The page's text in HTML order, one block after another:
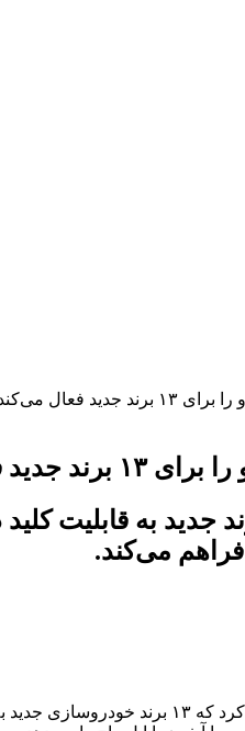
فعال می‌کند
فعال می‌کند
اعلام کرد که ۱۳ برند
می‌کند.